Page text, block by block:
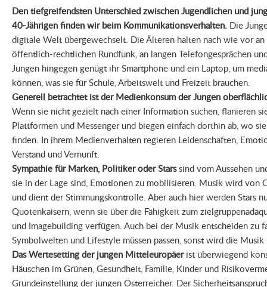
Den tiefgreifendsten Unterschied zwischen Jugendlichen und
40-Jährigen finden wir beim Kommunikationsverhalten. Die
digitale Welt übergewechselt. Die Älteren halten nach wie vor
öffentlich-rechtlichen Rundfunk, an langen Telefongesprächen
Jungen hingegen genügt ihr Smartphone und ein Laptop, um
können, was sie für Schule, Arbeitswelt und Freizeit brauchen.
Generell betrachtet ist der Medienkonsum der Jungen
Wenn sie nicht gezielt nach einer Information suchen, flanieren
Plattformen und Messenger und biegen einfach dorthin ab, wo
finden. In ihrem Medienverhalten regieren Leidenschaften,
Verstand und Vernunft.
Sympathie für Marken, Politiker oder Starssind vom Aussehen
sie in der Lage sind, Emotionen zu mobilisieren. Musik wird von
und dient der Stimmungskontrolle. Aber auch hier werden Stars
Quotenkaisern, wenn sie über die Fähigkeit zum
und Imagebuilding verfügen. Auch bei der Musik entscheiden zu
Symbolwelten und Lifestyle müssen passen, sonst wird die
Das Wertesetting der jungen Mitteleuropäerist überwiegend
Häuschen im Grünen, Gesundheit, Familie, Kinder und
Grundeinstellung der jungen Österreicher. Der